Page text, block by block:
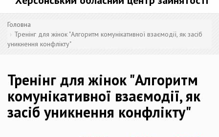
Головна
Тренінг для жінок "Алгоритм комунікативної взаємодії, як засіб
уникнення конфлікту"
Тренінг для жінок "Алгоритм
комунікативної взаємодії, як
засіб уникнення конфлікту"